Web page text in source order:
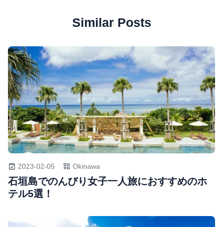
Similar Posts
2023-02-05 Okinawa
石垣島でのんびり女子一人旅におすすめのホ
テル5選！